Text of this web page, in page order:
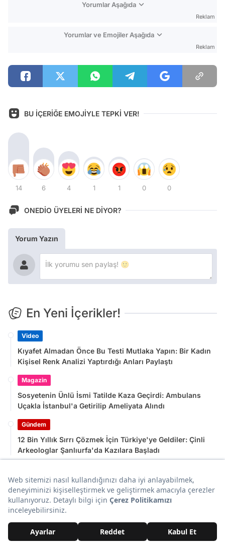
Yorumlar Aşağıda
Reklam
Yorumlar ve Emojiler Aşağıda
Reklam
BU İÇERİĞE EMOJİYLE TEPKİ VER!
14 6 4 1 1 0 0
ONEDİO ÜYELERİ NE DİYOR?
Yorum Yazın
En Yeni İçerikler!
Video
Kıyafet Almadan Önce Bu Testi Mutlaka Yapın: Bir Kadın
Kişisel Renk Analizi Yaptırdığı Anları Paylaştı
Magazin
Sosyetenin Ünlü İsmi Tatilde Kaza Geçirdi: Ambulans
Uçakla İstanbul'a Getirilip Ameliyata Alındı
Gündem
12 Bin Yıllık Sırrı Çözmek İçin Türkiye'ye Geldiler: Çinli
Arkeologlar Şanlıurfa'da Kazılara Başladı
Televizyonlarda Yeni Dönem Başlıyor: 15 Ağustos Gecesi
Kanal Ayarı Yapmanız Gerekiyor